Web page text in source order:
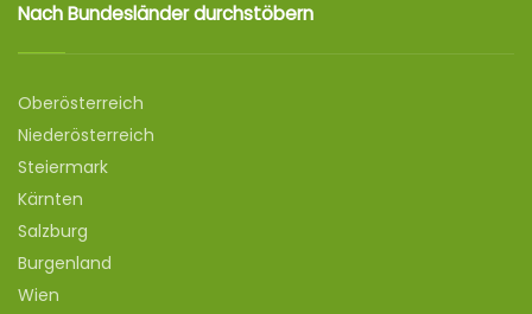
Nach Bundesländer durchstöbern
Oberösterreich
Niederösterreich
Steiermark
Kärnten
Salzburg
Burgenland
Wien